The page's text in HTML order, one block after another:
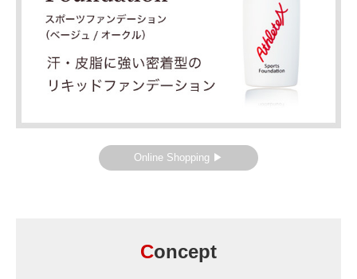
Online Shopping ▶
Concept